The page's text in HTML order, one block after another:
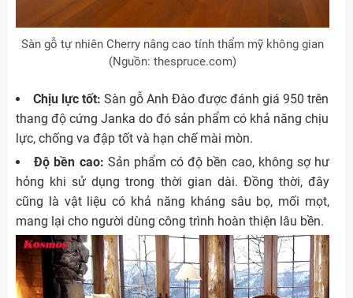
Sàn gỗ tự nhiên Cherry nâng cao tính thẩm mỹ không gian
(Nguồn: thespruce.com)
Chịu lực tốt: Sàn gỗ Anh Đào được đánh giá 950 trên
thang độ cứng Janka do đó sản phẩm có khả năng chịu
lực, chống va đập tốt và hạn chế mài mòn.
Độ bền cao: Sản phẩm có độ bền cao, không sợ hư
hỏng khi sử dụng trong thời gian dài. Đồng thời, đây
cũng là vật liệu có khả năng kháng sâu bọ, mối mọt,
mang lại cho người dùng công trình hoàn thiện lâu bền.